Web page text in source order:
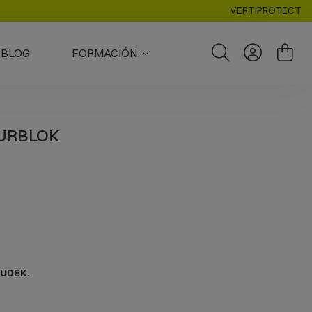
VERTIPROTECT
BLOG FORMACIÓN